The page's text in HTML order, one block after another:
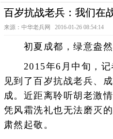
百岁抗战老兵：我们在
来源：中华老兵网 2016-01-26 08:54:14
初夏成都，绿意盎然
2015年6月中旬，记
见到了百岁抗战老兵、
成。近距离聆听胡老激
凭风霜洗礼也无法磨灭
肃然起敬。